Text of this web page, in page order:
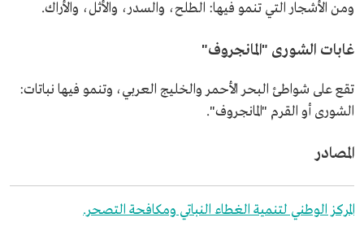
ومن الأشجار التي تنمو فيها: الطلح، والسدر، والأثل، والأراك.
غابات الشورى "المانجروف"
تقع على شواطئ البحر الأحمر والخليج العربي، وتنمو فيها نباتات:
الشورى أو القرم "المانجروف".
المصادر
المركز الوطني لتنمية الغطاء النباتي ومكافحة التصحر.